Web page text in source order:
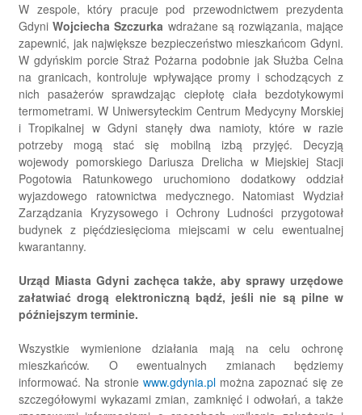
W zespole, który pracuje pod przewodnictwem prezydenta
GdyniWojciecha Szczurka wdrażane są rozwiązania, mające
zapewnić, jak największe bezpieczeństwo mieszkańcom Gdyni.
W gdyńskim porcie Straż Pożarna podobnie jak Służba Celna
na granicach, kontroluje wpływające promy i schodzących z
nich pasażerów sprawdzając ciepłotę ciała bezdotykowymi
termometrami. W Uniwersyteckim Centrum Medycyny Morskiej
i Tropikalnej w Gdyni stanęły dwa namioty, które w razie
potrzeby mogą stać się mobilną izbą przyjęć. Decyzją
wojewody pomorskiego Dariusza Drelicha w Miejskiej Stacji
Pogotowia Ratunkowego uruchomiono dodatkowy oddział
wyjazdowego ratownictwa medycznego. Natomiast Wydział
Zarządzania Kryzysowego i Ochrony Ludności przygotował
budynek z pięćdziesięcioma miejscami w celu ewentualnej
kwarantanny.
Urząd Miasta Gdyni zachęca także, aby sprawy urzędowe
załatwiać drogą elektroniczną bądź, jeśli nie są pilne w
późniejszym terminie.
Wszystkie wymienione działania mają na celu ochronę
mieszkańców. O ewentualnych zmianach będziemy
informować. Na stronie www.gdynia.plmożna zapoznać się ze
szczegółowymi wykazami zmian, zamknięć i odwołań, a także